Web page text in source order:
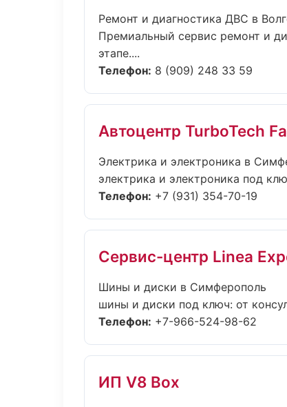
Ремонт и диагностика ДВС в
Премиальный сервис ремонт и
этапе....
Телефон: 8 (909) 248 33 59
Автоцентр TurboTech
Электрика и электроника в
электрика и электроника под
Телефон: +7 (931) 354-70-19
Сервис-центр Linea
Шины и диски в Симферополь
шины и диски под ключ: от
Телефон: +7-966-524-98-62
ИП V8 Box